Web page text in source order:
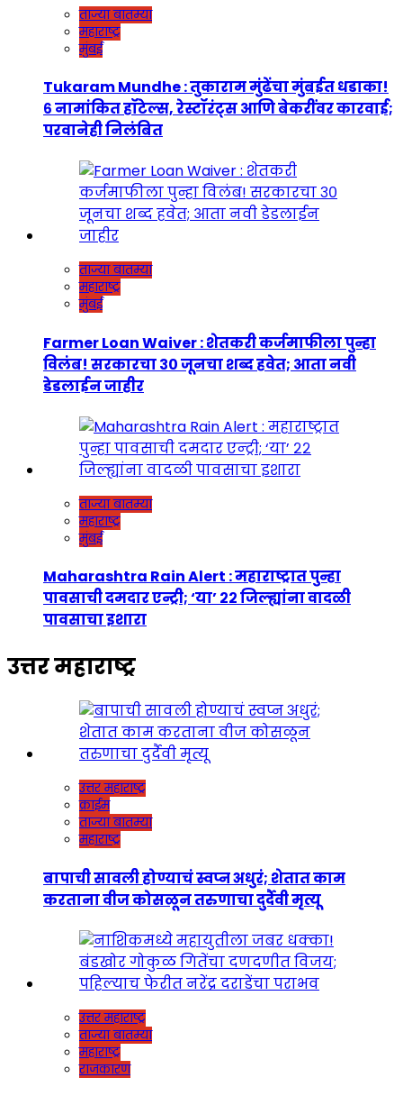
ताज्या बातम्या
महाराष्ट्र
मुंबई
Tukaram Mundhe : तुकाराम मुंढेंचा मुंबईत धडाका!
६ नामांकित हॉटेल्स, रेस्टॉरंट्स आणि बेकरींवर कारवाई;
परवानेही निलंबित
ताज्या बातम्या
महाराष्ट्र
मुंबई
Farmer Loan Waiver : शेतकरी कर्जमाफीला पुन्हा
विलंब! सरकारचा ३० जूनचा शब्द हवेत; आता नवी
डेडलाईन जाहीर
ताज्या बातम्या
महाराष्ट्र
मुंबई
Maharashtra Rain Alert : महाराष्ट्रात पुन्हा
पावसाची दमदार एन्ट्री; ‘या’ २२ जिल्ह्यांना वादळी
पावसाचा इशारा
उत्तर महाराष्ट्र
उत्तर महाराष्ट्र
क्राईम
ताज्या बातम्या
महाराष्ट्र
बापाची सावली होण्याचं स्वप्न अधुरं; शेतात काम
करताना वीज कोसळून तरुणाचा दुर्दैवी मृत्यू
उत्तर महाराष्ट्र
ताज्या बातम्या
महाराष्ट्र
राजकारण